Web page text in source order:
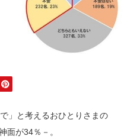
」と考えるおひとりさまの
面が34％－。